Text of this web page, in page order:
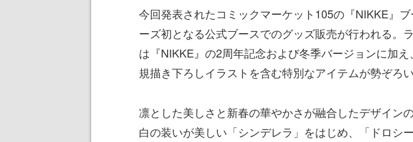
今回発表されたコミックマーケット105の『NIKKE』
ーズ初となる公式ブースでのグッズ販売が行われる。
は『NIKKE』の2周年記念および冬季バージョンに加
規描き下ろしイラストを含む特別なアイテムが勢ぞろい
凛とした美しさと新春の華やかさが融合したデザイン
白の装いが美しい「シンデレラ」をはじめ、「ドロシ